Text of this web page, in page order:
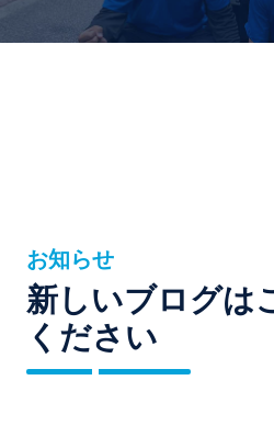
お知らせ
新しいブログは
ください